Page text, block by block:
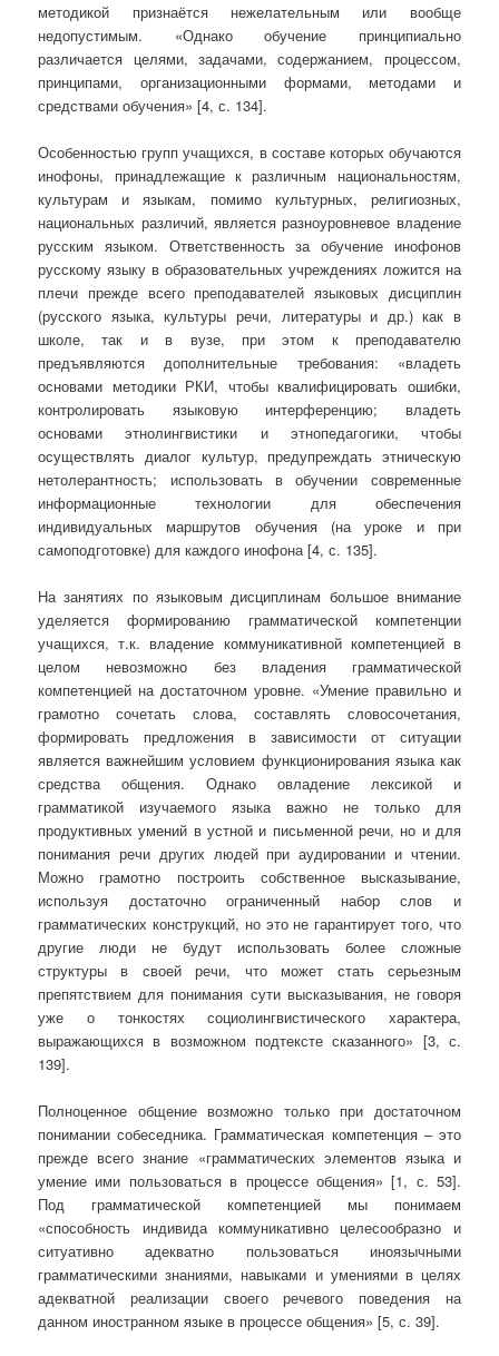
методикой признаётся нежелательным или вообще
недопустимым. «Однако обучение принципиально
различается целями, задачами, содержанием, процессом,
принципами, организационными формами, методами и
средствами обучения» [4, с. 134].
Особенностью групп учащихся, в составе которых обучаются
инофоны, принадлежащие к различным национальностям,
культурам и языкам, помимо культурных, религиозных,
национальных различий, является разноуровневое владение
русским языком. Ответственность за обучение инофонов
русскому языку в образовательных учреждениях ложится на
плечи прежде всего преподавателей языковых дисциплин
(русского языка, культуры речи, литературы и др.) как в
школе, так и в вузе, при этом к преподавателю
предъявляются дополнительные требования: «владеть
основами методики РКИ, чтобы квалифицировать ошибки,
контролировать языковую интерференцию; владеть
основами этнолингвистики и этнопедагогики, чтобы
осуществлять диалог культур, предупреждать этническую
нетолерантность; использовать в обучении современные
информационные технологии для обеспечения
индивидуальных маршрутов обучения (на уроке и при
самоподготовке) для каждого инофона [4, с. 135].
На занятиях по языковым дисциплинам большое внимание
уделяется формированию грамматической компетенции
учащихся, т.к. владение коммуникативной компетенцией в
целом невозможно без владения грамматической
компетенцией на достаточном уровне. «Умение правильно и
грамотно сочетать слова, составлять словосочетания,
формировать предложения в зависимости от ситуации
является важнейшим условием функционирования языка как
средства общения. Однако овладение лексикой и
грамматикой изучаемого языка важно не только для
продуктивных умений в устной и письменной речи, но и для
понимания речи других людей при аудировании и чтении.
Можно грамотно построить собственное высказывание,
используя достаточно ограниченный набор слов и
грамматических конструкций, но это не гарантирует того, что
другие люди не будут использовать более сложные
структуры в своей речи, что может стать серьезным
препятствием для понимания сути высказывания, не говоря
уже о тонкостях социолингвистического характера,
выражающихся в возможном подтексте сказанного» [3, с.
139].
Полноценное общение возможно только при достаточном
понимании собеседника. Грамматическая компетенция – это
прежде всего знание «грамматических элементов языка и
умение ими пользоваться в процессе общения» [1, с. 53].
Под грамматической компетенцией мы понимаем
«способность индивида коммуникативно целесообразно и
ситуативно адекватно пользоваться иноязычными
грамматическими знаниями, навыками и умениями в целях
адекватной реализации своего речевого поведения на
данном иностранном языке в процессе общения» [5, с. 39].